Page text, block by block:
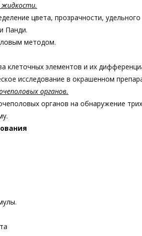
жидкости.
цвета, прозрачности,
Панди.
методом.
клеточных элементов и их
исследование в окрашенном
органов.
органов на обнаружение